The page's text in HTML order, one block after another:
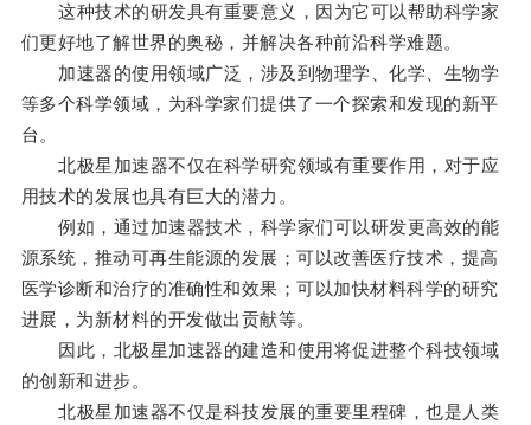
这种技术的研发具有重要意义，因为它可以帮助科学家
们更好地了解世界的奥秘，并解决各种前沿科学难题。
加速器的使用领域广泛，涉及到物理学、化学、生物学
等多个科学领域，为科学家们提供了一个探索和发现的新平
台。
北极星加速器不仅在科学研究领域有重要作用，对于应
用技术的发展也具有巨大的潜力。
例如，通过加速器技术，科学家们可以研发更高效的能
源系统，推动可再生能源的发展；可以改善医疗技术，提高
医学诊断和治疗的准确性和效果；可以加快材料科学的研究
进展，为新材料的开发做出贡献等。
因此，北极星加速器的建造和使用将促进整个科技领域
的创新和进步。
北极星加速器不仅是科技发展的重要里程碑，也是人类